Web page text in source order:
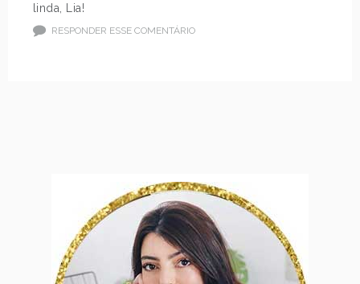
linda, Lia!
RESPONDER ESSE COMENTÁRIO